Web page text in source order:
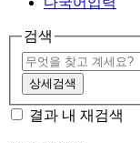
검색
상세검색
결과 내 재검색